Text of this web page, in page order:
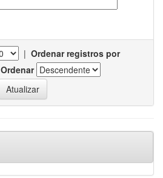
| Ordenar registros por
Ordenar